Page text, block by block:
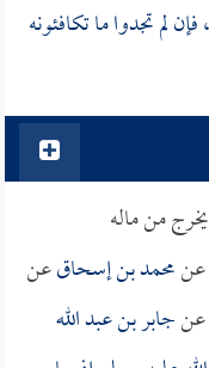
لم تجدوا ما تكافئونه
من ماله
عنمحمد بن إسحاقعن
عنجابر بن عبد الله